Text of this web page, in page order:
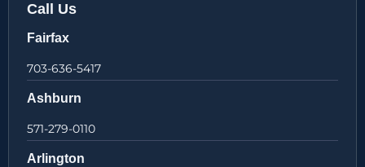
Call Us
Fairfax
703-636-5417
Ashburn
571-279-0110
Arlington